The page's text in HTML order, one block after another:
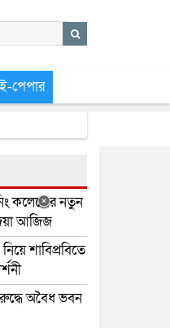
ই-পেপার
কলেজের নতুন
আজিজ
শাবিপ্রবিতে
অবৈধ ভবন